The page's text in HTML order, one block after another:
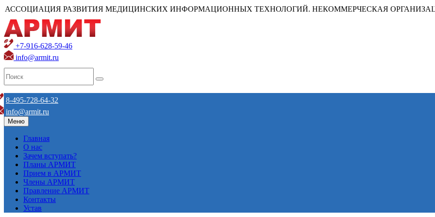
АССОЦИАЦИЯ РАЗВИТИЯ МЕДИЦИНСКИХ ИНФОРМАЦИОННЫХ ТЕХНОЛОГИЙ. НЕКОММЕРЧЕСКАЯ
+7-916-628-59-46
info@armit.ru
8-495-728-64-32
info@armit.ru
Меню
Главная
О нас
Зачем вступать?
Планы АРМИТ
Прием в АРМИТ
Члены АРМИТ
Правление АРМИТ
Контакты
Устав